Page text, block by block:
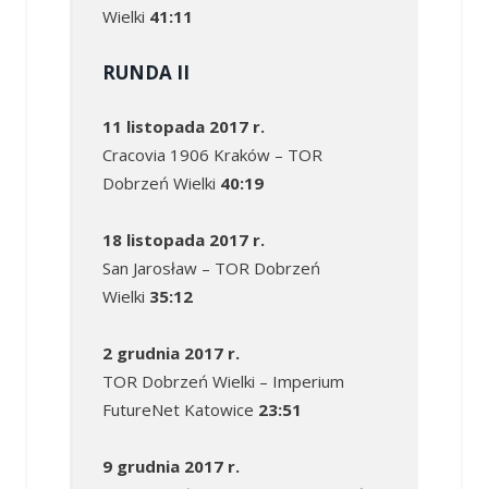
Wielki 41:11
RUNDA II
11 listopada 2017 r.
Cracovia 1906 Kraków – TOR
Dobrzeń Wielki 40:19
18 listopada 2017 r.
San Jarosław – TOR Dobrzeń
Wielki 35:12
2 grudnia 2017 r.
TOR Dobrzeń Wielki – Imperium
FutureNet Katowice 23:51
9 grudnia 2017 r.